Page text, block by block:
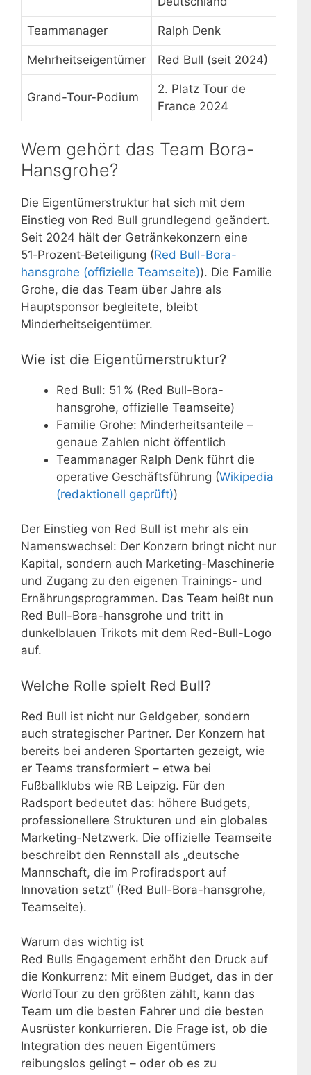
Teammanager Ralph Denk
Mehrheitseigentümer Red Bull (seit 2024)
Grand-Tour-Podium
2. Platz Tour de
France 2024
Wem gehört das Team Bora-
Hansgrohe?
Die Eigentümerstruktur hat sich mit dem
Einstieg von Red Bull grundlegend geändert.
Seit 2024 hält der Getränkekonzern eine
51‑Prozent‑Beteiligung (Red Bull-Bora-
hansgrohe (offizielle Teamseite)). Die Familie
Grohe, die das Team über Jahre als
Hauptsponsor begleitete, bleibt
Minderheitseigentümer.
Wie ist die Eigentümerstruktur?
Red Bull: 51 % (Red Bull-Bora-
hansgrohe, offizielle Teamseite)
Familie Grohe: Minderheitsanteile –
genaue Zahlen nicht öffentlich
Teammanager Ralph Denk führt die
operative Geschäftsführung (Wikipedia
(redaktionell geprüft))
Der Einstieg von Red Bull ist mehr als ein
Namenswechsel: Der Konzern bringt nicht nur
Kapital, sondern auch Marketing-Maschinerie
und Zugang zu den eigenen Trainings- und
Ernährungsprogrammen. Das Team heißt nun
Red Bull-Bora-hansgrohe und tritt in
dunkelblauen Trikots mit dem Red-Bull-Logo
auf.
Welche Rolle spielt Red Bull?
Red Bull ist nicht nur Geldgeber, sondern
auch strategischer Partner. Der Konzern hat
bereits bei anderen Sportarten gezeigt, wie
er Teams transformiert – etwa bei
Fußballklubs wie RB Leipzig. Für den
Radsport bedeutet das: höhere Budgets,
professionellere Strukturen und ein globales
Marketing-Netzwerk. Die offizielle Teamseite
beschreibt den Rennstall als „deutsche
Mannschaft, die im Profiradsport auf
Innovation setzt“ (Red Bull-Bora-hansgrohe,
Teamseite).
Warum das wichtig ist
Red Bulls Engagement erhöht den Druck auf
die Konkurrenz: Mit einem Budget, das in der
WorldTour zu den größten zählt, kann das
Team um die besten Fahrer und die besten
Ausrüster konkurrieren. Die Frage ist, ob die
Integration des neuen Eigentümers
reibungslos gelingt – oder ob es zu